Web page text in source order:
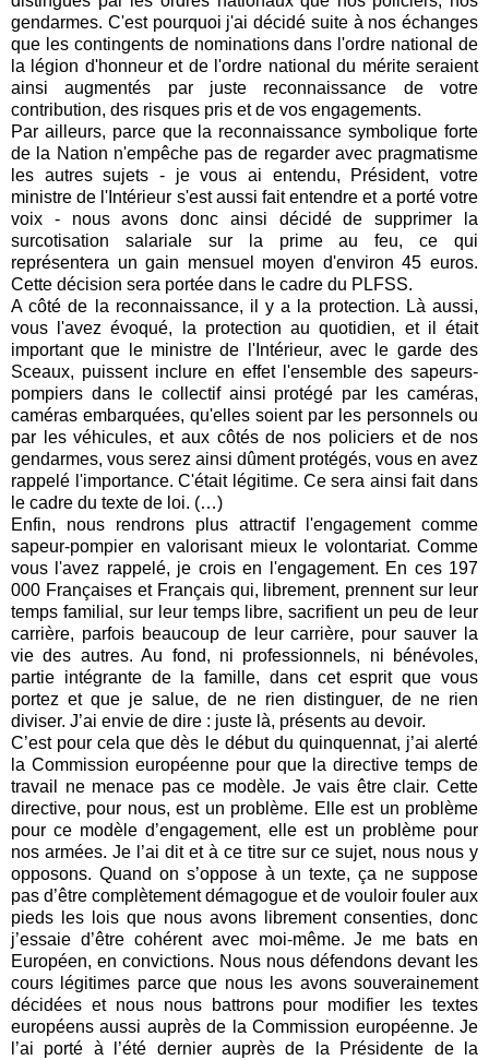
gendarmes. C'est pourquoi j'ai décidé suite à nos échanges
que les contingents de nominations dans l'ordre national de
la légion d'honneur et de l'ordre national du mérite seraient
ainsi augmentés par juste reconnaissance de votre
contribution, des risques pris et de vos engagements.
Par ailleurs, parce que la reconnaissance symbolique forte
de la Nation n'empêche pas de regarder avec pragmatisme
les autres sujets - je vous ai entendu, Président, votre
ministre de l'Intérieur s'est aussi fait entendre et a porté votre
voix - nous avons donc ainsi décidé de supprimer la
surcotisation salariale sur la prime au feu, ce qui
représentera un gain mensuel moyen d'environ 45 euros.
Cette décision sera portée dans le cadre du PLFSS.
A côté de la reconnaissance, il y a la protection. Là aussi,
vous l'avez évoqué, la protection au quotidien, et il était
important que le ministre de l'Intérieur, avec le garde des
Sceaux, puissent inclure en effet l'ensemble des sapeurs-
pompiers dans le collectif ainsi protégé par les caméras,
caméras embarquées, qu'elles soient par les personnels ou
par les véhicules, et aux côtés de nos policiers et de nos
gendarmes, vous serez ainsi dûment protégés, vous en avez
rappelé l'importance. C'était légitime. Ce sera ainsi fait dans
le cadre du texte de loi. (…)
Enfin, nous rendrons plus attractif l'engagement comme
sapeur-pompier en valorisant mieux le volontariat. Comme
vous l'avez rappelé, je crois en l'engagement. En ces 197
000 Françaises et Français qui, librement, prennent sur leur
temps familial, sur leur temps libre, sacrifient un peu de leur
carrière, parfois beaucoup de leur carrière, pour sauver la
vie des autres. Au fond, ni professionnels, ni bénévoles,
partie intégrante de la famille, dans cet esprit que vous
portez et que je salue, de ne rien distinguer, de ne rien
diviser. J’ai envie de dire : juste là, présents au devoir.
C’est pour cela que dès le début du quinquennat, j’ai alerté
la Commission européenne pour que la directive temps de
travail ne menace pas ce modèle. Je vais être clair. Cette
directive, pour nous, est un problème. Elle est un problème
pour ce modèle d’engagement, elle est un problème pour
nos armées. Je l’ai dit et à ce titre sur ce sujet, nous nous y
opposons. Quand on s’oppose à un texte, ça ne suppose
pas d’être complètement démagogue et de vouloir fouler aux
pieds les lois que nous avons librement consenties, donc
j’essaie d’être cohérent avec moi-même. Je me bats en
Européen, en convictions. Nous nous défendons devant les
cours légitimes parce que nous les avons souverainement
décidées et nous nous battrons pour modifier les textes
européens aussi auprès de la Commission européenne. Je
l’ai porté à l’été dernier auprès de la Présidente de la